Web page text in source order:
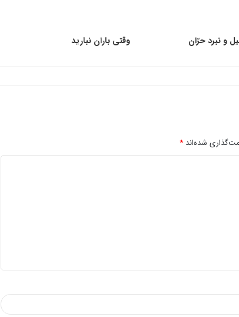
و نبرد حرّان وقتی باران نبارید
شده‌اند *